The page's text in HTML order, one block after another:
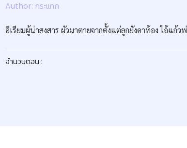
Author: กระแทก
อีเรียมผู้น่าสงสาร ผัวมาตายจากตั้งแต่ลูกยังคาท้อง ไอ้แก้
จำนวนตอน :